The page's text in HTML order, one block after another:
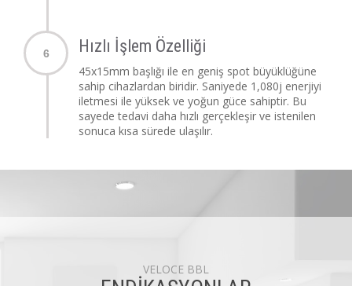
6 Hızlı İşlem Özelliği
45x15mm başlığı ile en geniş spot büyüklüğüne
sahip cihazlardan biridir. Saniyede 1,080j enerjiyi
iletmesi ile yüksek ve yoğun güce sahiptir. Bu
sayede tedavi daha hızlı gerçekleşir ve istenilen
sonuca kısa sürede ulaşılır.
VELOCE BBL